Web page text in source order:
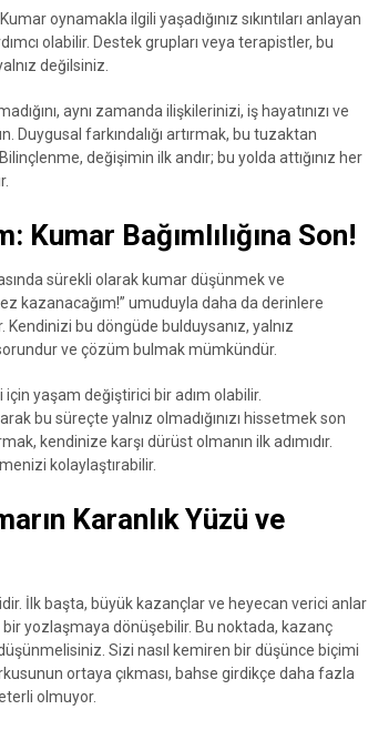
oynamakla ilgili yaşadığınız sıkıntıları anlayan
olabilir. Destek grupları veya terapistler, bu
değilsiniz.
aynı zamanda ilişkilerinizi, iş hayatınızı ve
Duygusal farkındalığı artırmak, bu tuzaktan
değişimin ilk andır; bu yolda attığınız her
Kumar Bağımlılığına Son!
sürekli olarak kumar düşünmek ve
kazanacağım!” umuduyla daha da derinlere
Kendinizi bu döngüde bulduysanız, yalnız
sorundur ve çözüm bulmak mümkündür.
için yaşam değiştirici bir adım olabilir.
bu süreçte yalnız olmadığınızı hissetmek son
kendinize karşı dürüst olmanın ilk adımıdır.
kolaylaştırabilir.
Karanlık Yüzü ve
İlk başta, büyük kazançlar ve heyecan verici anlar
yozlaşmaya dönüşebilir. Bu noktada, kazanç
Sizi nasıl kemiren bir düşünce biçimi
ortaya çıkması, bahse girdikçe daha fazla
olmuyor.